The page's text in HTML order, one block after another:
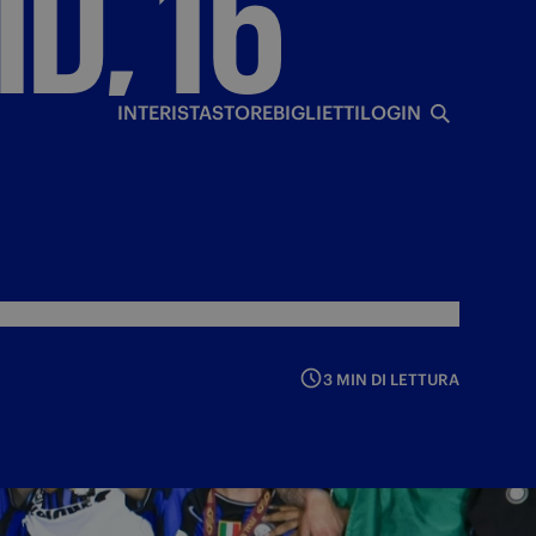
INTERISTASTOREBIGLIETTILOGIN
3 MIN DI LETTURA